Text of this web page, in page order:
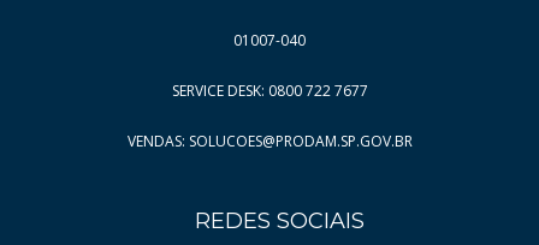
Página
57
Página
59
01007-040
SERVICE DESK: 0800 722 7677
VENDAS: SOLUCOES@PRODAM.SP.GOV.BR
REDES SOCIAIS